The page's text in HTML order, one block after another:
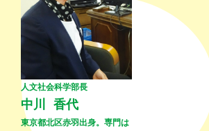
人文社会科学部長
中川 香代
東京都北区赤羽出身。専門は